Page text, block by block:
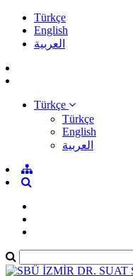
Türkçe
English
العربية
Türkçe
Türkçe
English
العربية